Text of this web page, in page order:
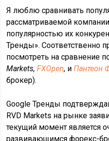
Я люблю сравнивать
рассматриваемой
популярностью их
Тренды». Соответственно
посмотреть на сравнение
Markets, FXOpen, иПантеон
брокер).
Google Тренды
RVD Markets на рынке
текущий момент является
развивающимся форекс-